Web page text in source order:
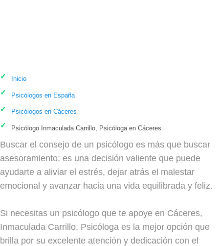
Inicio
Psicólogos en España
Psicólogos en Cáceres
Psicólogo Inmaculada Carrillo, Psicóloga en Cáceres
Buscar el consejo de un psicólogo es más que buscar
asesoramiento: es una decisión valiente que puede
ayudarte a aliviar el estrés, dejar atrás el malestar
emocional y avanzar hacia una vida equilibrada y feliz.
Si necesitas un psicólogo que te apoye en Cáceres,
Inmaculada Carrillo, Psicóloga es la mejor opción que
brilla por su excelente atención y dedicación con el